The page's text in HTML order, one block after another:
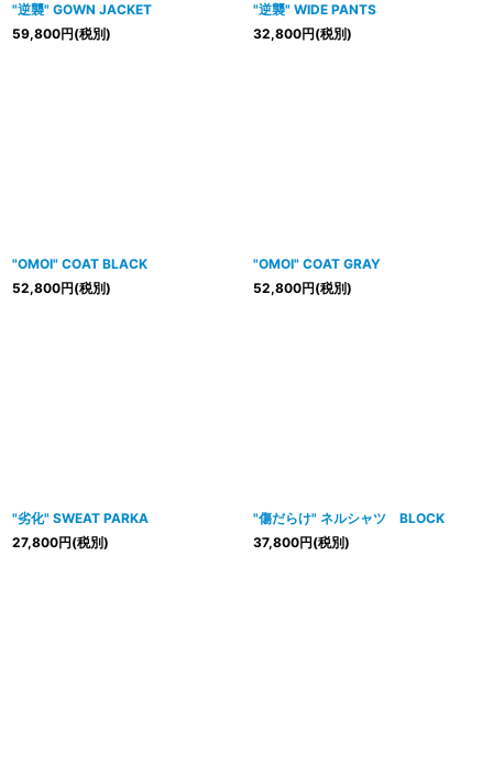
"逆襲" GOWN JACKET
59,800円(税別)
"逆襲" WIDE PANTS
32,800円(税別)
"OMOI" COAT BLACK
52,800円(税別)
"OMOI" COAT GRAY
52,800円(税別)
"劣化" SWEAT PARKA
27,800円(税別)
"傷だらけ" ネルシャツ BLOCK
37,800円(税別)